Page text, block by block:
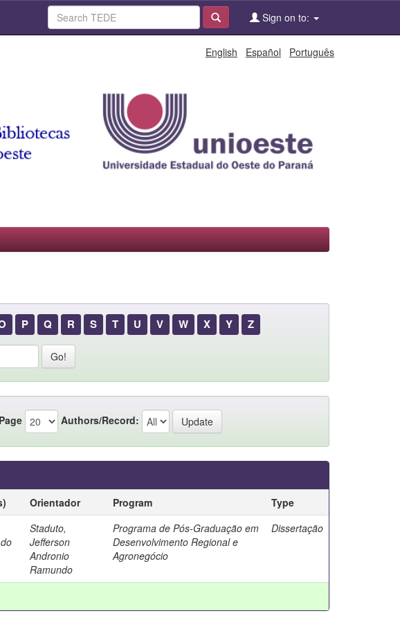
Sign on to:
English Español Português
P Q R S T U V W X Y Z
Authors/Record:
Orientador Program
Type
Staduto,
Jefferson
Andronio
Ramundo
Programa de Pós-Graduação em
Desenvolvimento Regional e
Agronegócio
Dissertação